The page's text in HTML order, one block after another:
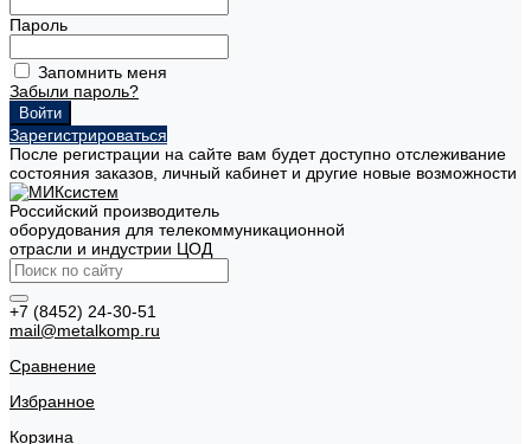
Пароль
Запомнить меня
Забыли пароль?
Зарегистрироваться
После регистрации на сайте вам будет доступно отслеживание
состояния заказов, личный кабинет и другие новые возможности
Российский производитель
оборудования для телекоммуникационной
отрасли и индустрии ЦОД
+7 (8452) 24-30-51
mail@metalkomp.ru
Сравнение
Избранное
Корзина